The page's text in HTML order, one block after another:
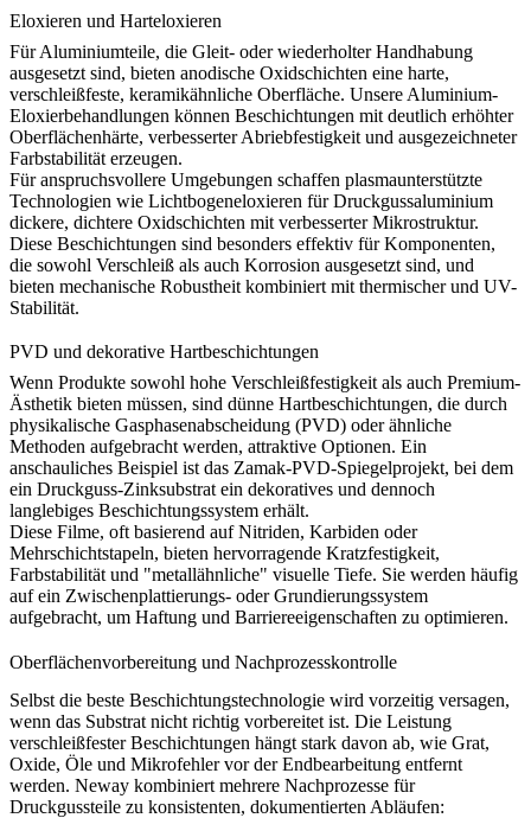
Eloxieren und Harteloxieren
Für Aluminiumteile, die Gleit- oder wiederholter Handhabung
ausgesetzt sind, bieten anodische Oxidschichten eine harte,
verschleißfeste, keramikähnliche Oberfläche. Unsere Aluminium-
Eloxierbehandlungen können Beschichtungen mit deutlich erhöhter
Oberflächenhärte, verbesserter Abriebfestigkeit und ausgezeichneter
Farbstabilität erzeugen.
Für anspruchsvollere Umgebungen schaffen plasmaunterstützte
Technologien wie Lichtbogeneloxieren für Druckgussaluminium
dickere, dichtere Oxidschichten mit verbesserter Mikrostruktur.
Diese Beschichtungen sind besonders effektiv für Komponenten,
die sowohl Verschleiß als auch Korrosion ausgesetzt sind, und
bieten mechanische Robustheit kombiniert mit thermischer und UV-
Stabilität.
PVD und dekorative Hartbeschichtungen
Wenn Produkte sowohl hohe Verschleißfestigkeit als auch Premium-
Ästhetik bieten müssen, sind dünne Hartbeschichtungen, die durch
physikalische Gasphasenabscheidung (PVD) oder ähnliche
Methoden aufgebracht werden, attraktive Optionen. Ein
anschauliches Beispiel ist das Zamak-PVD-Spiegelprojekt, bei dem
ein Druckguss-Zinksubstrat ein dekoratives und dennoch
langlebiges Beschichtungssystem erhält.
Diese Filme, oft basierend auf Nitriden, Karbiden oder
Mehrschichtstapeln, bieten hervorragende Kratzfestigkeit,
Farbstabilität und "metallähnliche" visuelle Tiefe. Sie werden häufig
auf ein Zwischenplattierungs- oder Grundierungssystem
aufgebracht, um Haftung und Barriereeigenschaften zu optimieren.
Oberflächenvorbereitung und Nachprozesskontrolle
Selbst die beste Beschichtungstechnologie wird vorzeitig versagen,
wenn das Substrat nicht richtig vorbereitet ist. Die Leistung
verschleißfester Beschichtungen hängt stark davon ab, wie Grat,
Oxide, Öle und Mikrofehler vor der Endbearbeitung entfernt
werden. Neway kombiniert mehrere Nachprozesse für
Druckgussteile zu konsistenten, dokumentierten Abläufen: